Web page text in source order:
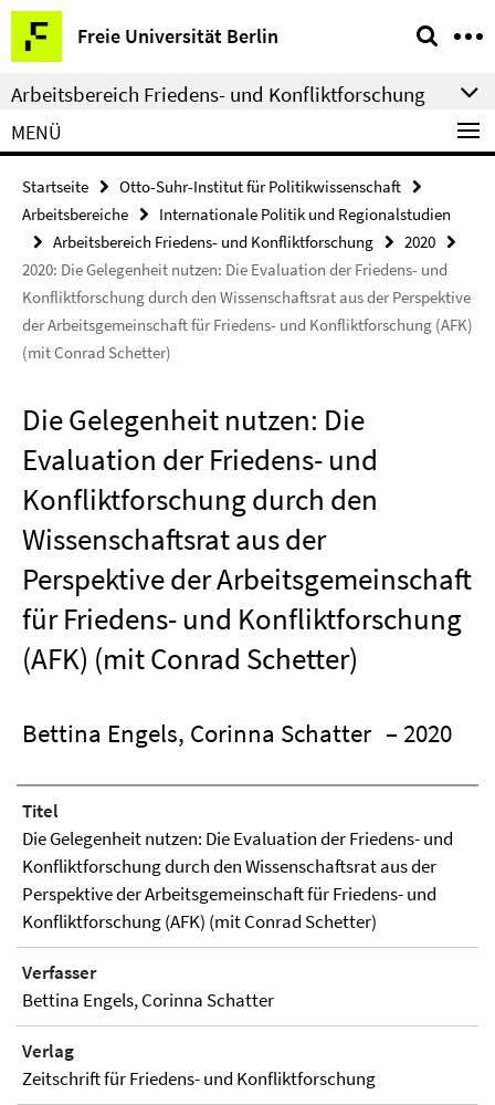
Springe
direkt
zu
Inhalt
Freie Universität Berlin
Service-
Navigation
Arbeitsbereich Friedens- und Konfliktforschung
MENÜ
Startseite
Otto-Suhr-Institut für Politikwissenschaft
Arbeitsbereiche
Internationale Politik und Regionalstudien
Arbeitsbereich Friedens- und Konfliktforschung
2020
2020: Die Gelegenheit nutzen: Die Evaluation der Friedens- und
Konfliktforschung durch den Wissenschaftsrat aus der Perspektive
der Arbeitsgemeinschaft für Friedens- und Konfliktforschung (AFK)
(mit Conrad Schetter)
Die Gelegenheit nutzen: Die
Evaluation der Friedens- und
Konfliktforschung durch den
Wissenschaftsrat aus der
Perspektive der Arbeitsgemeinschaft
für Friedens- und Konfliktforschung
(AFK) (mit Conrad Schetter)
Bettina Engels, Corinna Schatter – 2020
Titel
Die Gelegenheit nutzen: Die Evaluation der Friedens- und
Konfliktforschung durch den Wissenschaftsrat aus der
Perspektive der Arbeitsgemeinschaft für Friedens- und
Konfliktforschung (AFK) (mit Conrad Schetter)
Verfasser
Bettina Engels, Corinna Schatter
Verlag
Zeitschrift für Friedens- und Konfliktforschung